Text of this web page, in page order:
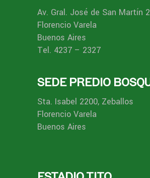
Av. Gral. José de San Martín
Florencio Varela
Buenos Aires
Tel. 4237 – 2327
SEDE PREDIO
Sta. Isabel 2200, Zeballos
Florencio Varela
Buenos Aires